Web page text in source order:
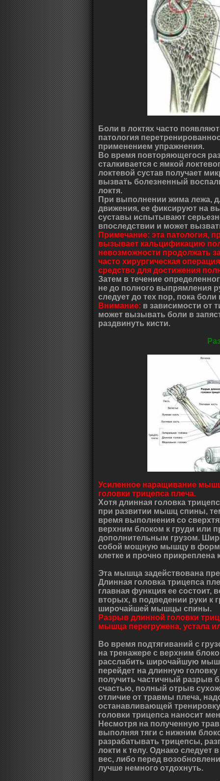
Боли в локтях часто
патология
применением упражнения.
Во время повторяющегося
сталкивается с ямкой
локтевой сустав получает
вызвать болезненный
локтя.
При выполнении жима лежа,
движения, ее фиксируют на
суставы испытывают
впоследствии и может
Примечание: эта патология,
вызывает кальцификацию
невозможности продолжать
часто хирургическая
средство для достижения
Затем в течение
не до полного выпрямления
следует до тех пор, пока
Внимание: в зависимости от
может вызывать боли в
раздвинуть кисти.
Усиленное наращивание
головки трицепса плеча.
Хотя длинная головка
при развитии мышц спины,
время выполнения со
верхним блоком к груди или
дополнительным грузом.
собой мощную мышцу в форме
клетке и прочно
Эта мышца задействована
Длинная головка трицепса
главная функция ее состоит,
вторых, в подведении руки к
широчайшей мышцы спины.
Разрыв длинной головки
мышца перегружена, устала
Во время подтягиваний с
на тренажере с верхним
расслабить широчайшую
перейдет на длинную
получить частичный разрыв
счастью, полный отрыв
отличие от травмы плеча,
останавливающей
головки трицепса наносит
Несмотря на полученную
выполняя тяги с нижним
разрабатывать трицепсы,
локти к телу. Однако
вес, либо перед
лучше немного отдохнуть.